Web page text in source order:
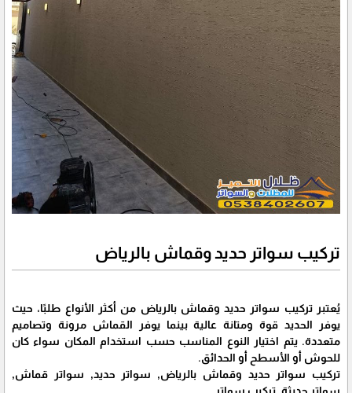
تركيب سواتر حديد وقماش بالرياض
يُعتبر تركيب سواتر حديد وقماش بالرياض من أكثر الأنواع طلبًا، حيث
يوفر الحديد قوة ومتانة عالية بينما يوفر القماش مرونة وتصاميم
متعددة. يتم اختيار النوع المناسب حسب استخدام المكان سواء كان
للحوش أو الأسطح أو الحدائق.
تركيب سواتر حديد وقماش بالرياض, سواتر حديد, سواتر قماش,